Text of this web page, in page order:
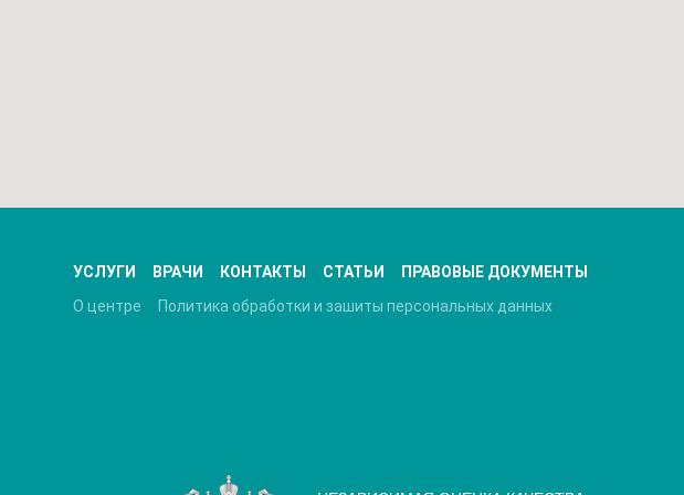
УСЛУГИ ВРАЧИ КОНТАКТЫ СТАТЬИ
ПРАВОВЫЕ ДОКУМЕНТЫ
О центре
Политика обработки и зашиты персональных данных